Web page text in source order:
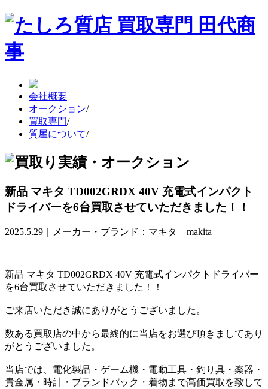
会社概要
オークション/
買取専門/
質屋について/
新品 マキタ TD002GRDX 40V 充電式インパクト
ドライバーを6台買取させていただきました！！
2025.5.29｜メーカー・ブランド：マキタ makita
新品 マキタ TD002GRDX 40V 充電式インパクトドライバー
を6台買取させていただきました！！
ご来店いただき誠にありがとうございました。
数ある買取店の中から最終的に当店をお選び頂きましてあり
がとうございました。
当店では、電化製品・ゲーム機・電動工具・釣り具・楽器・
貴金属・時計・ブランドバック・着物まで高価買取を致して